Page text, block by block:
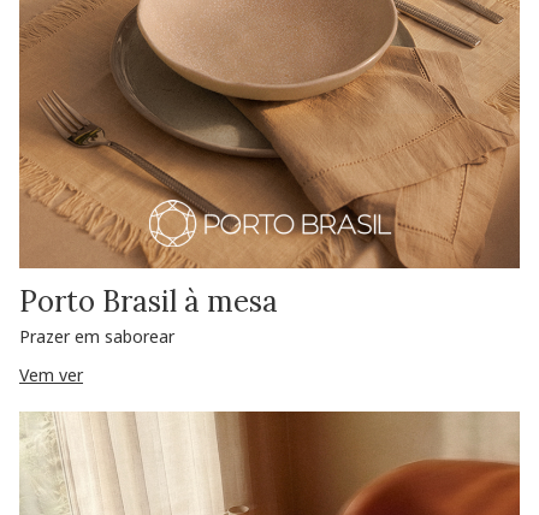
Porto Brasil à mesa
Prazer em saborear
Vem ver